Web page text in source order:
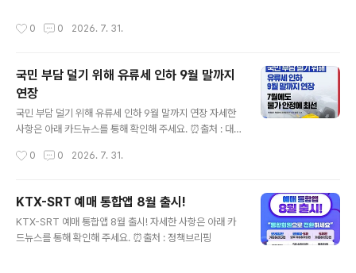
0 0 2026. 7. 31.
국민 부담 덜기 위해 유류세 인하 9월 말까지
연장
국민 부담 덜기 위해 유류세 인하 9월 말까지 연장 자세한
사항은 아래 카드뉴스를 통해 확인해 주세요. ⏰출처 : 대
0 0 2026. 7. 31.
KTX-SRT 예매 통합앱 8월 출시!
KTX-SRT 예매 통합앱 8월 출시! 자세한 사항은 아래 카
드뉴스를 통해 확인해 주세요. ⏰출처 : 정책브리핑